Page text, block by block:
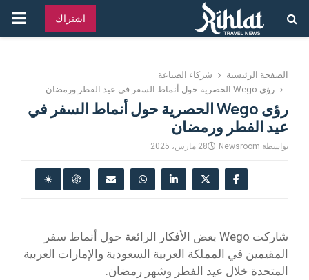
اشتراك
الصفحة الرئيسية
شركاء الصناعة
رؤى Wego الحصرية حول أنماط السفر في عيد الفطر ورمضان
رؤى Wego الحصرية حول أنماط السفر في
عيد الفطر ورمضان
بواسطة Newsroom 28 مارس، 2025
شاركت Wego بعض الأفكار الرائعة حول أنماط سفر
المقيمين في المملكة العربية السعودية والإمارات العربية
المتحدة خلال عيد الفطر وشهر رمضان.